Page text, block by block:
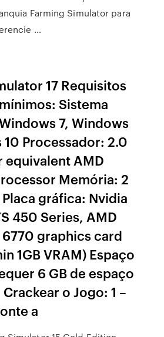
Farming Simulator para
…
17 Requisitos
Sistema
7, Windows
Processador: 2.0
equivalent AMD
Memória: 2
Placa gráfica: Nvidia
450 Series, AMD
6770 graphics card
1GB VRAM) Espaço
6 GB de espaço
o Jogo: 1 –
a